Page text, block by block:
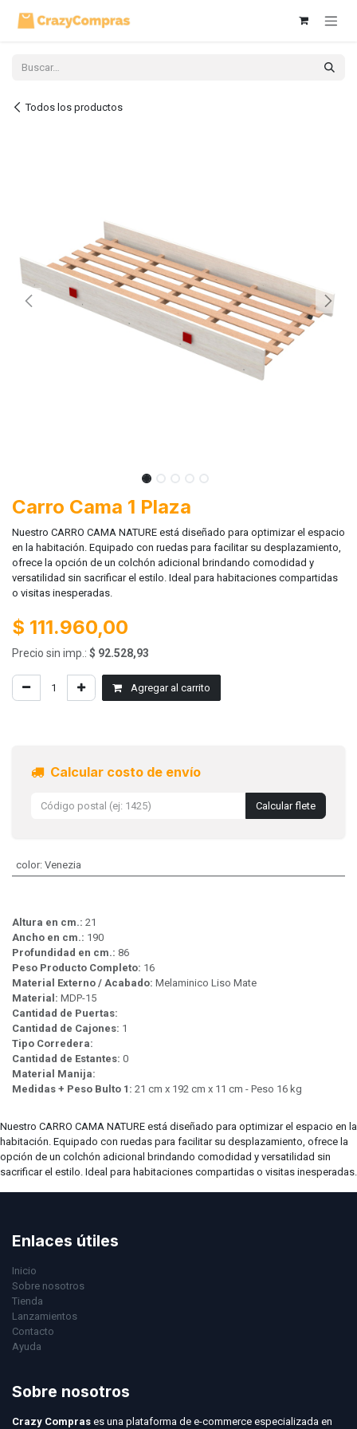
Todos los productos
Carro Cama 1 Plaza
Nuestro CARRO CAMA NATURE está diseñado para optimizar el espacio
en la habitación. Equipado con ruedas para facilitar su desplazamiento,
ofrece la opción de un colchón adicional brindando comodidad y
versatilidad sin sacrificar el estilo. Ideal para habitaciones compartidas
o visitas inesperadas.
$ 111.960,00
Precio sin imp.: $ 92.528,93
Agregar al carrito
Calcular costo de envío
Calcular flete
color: Venezia
Altura en cm.: 21
Ancho en cm.: 190
Profundidad en cm.: 86
Peso Producto Completo: 16
Material Externo / Acabado: Melaminico Liso Mate
Material: MDP-15
Cantidad de Puertas:
Cantidad de Cajones: 1
Tipo Corredera:
Cantidad de Estantes: 0
Material Manija:
Medidas + Peso Bulto 1: 21 cm x 192 cm x 11 cm - Peso 16 kg
Nuestro CARRO CAMA NATURE está diseñado para optimizar el espacio en la
habitación. Equipado con ruedas para facilitar su desplazamiento, ofrece la
opción de un colchón adicional brindando comodidad y versatilidad sin
sacrificar el estilo. Ideal para habitaciones compartidas o visitas inesperadas.
Enlaces útiles
Inicio
Sobre nosotros
Tienda
Lanzamientos
Contacto
Ayuda
Sobre nosotros
Crazy Compras es una plataforma de e-commerce especializada en